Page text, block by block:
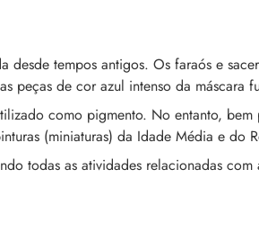
desde tempos antigos. Os faraós e
peças de cor azul intenso da máscara
como pigmento. No entanto,
(miniaturas) da Idade Média e do
todas as atividades relacionadas